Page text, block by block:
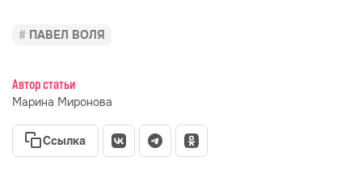
ПАВЕЛ ВОЛЯ
Автор статьи
Марина Миронова
Ссылка